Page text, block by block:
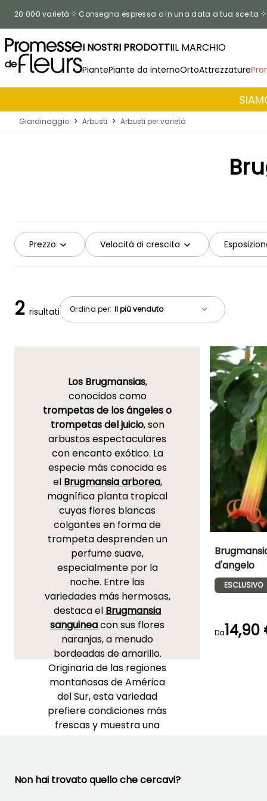
20 000 varietà Consegna espressa o in una data a tua scelta
I NOSTRI PRODOTTIIL MARCHIO
PiantePiante da internoOrtoAttrezzature
Giardinaggio > Arbusti > Arbusti per varietà
Prezzo Velocità di crescita
Ordina per:
2 risultati
Los Brugmansias,
conocidos como
trompetas de los ángeles o
trompetas del juicio, son
arbustos espectaculares
con encanto exótico. La
especie más conocida es
el Brugmansia arborea,
magnífica planta tropical
cuyas flores blancas
colgantes en forma de
trompeta desprenden un
perfume suave,
especialmente por la
noche. Entre las
variedades más hermosas,
destaca el Brugmansia
sanguineacon sus flores
naranjas, a menudo
bordeadas de amarillo.
Originaria de las regiones
montañosas de América
del Sur, esta variedad
prefiere condiciones más
frescas y muestra una
Brugmansia suaveolens,
2 m
d'angelo
ESCLUSIVO
Da14,90
Non hai trovato quello che cercavi?